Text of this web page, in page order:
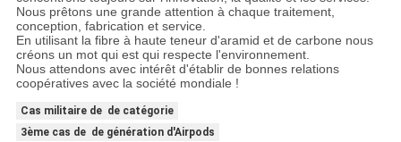
Nous prêtons une grande attention à chaque traitement,
conception, fabrication et service.
En utilisant la fibre à haute teneur d'aramid et de carbone nous
créons un mot qui est qui respecte l'environnement.
Nous attendons avec intérêt d'établir de bonnes relations
coopératives avec la société mondiale !
Cas militaire de de catégorie
3ème cas de de génération d'Airpods